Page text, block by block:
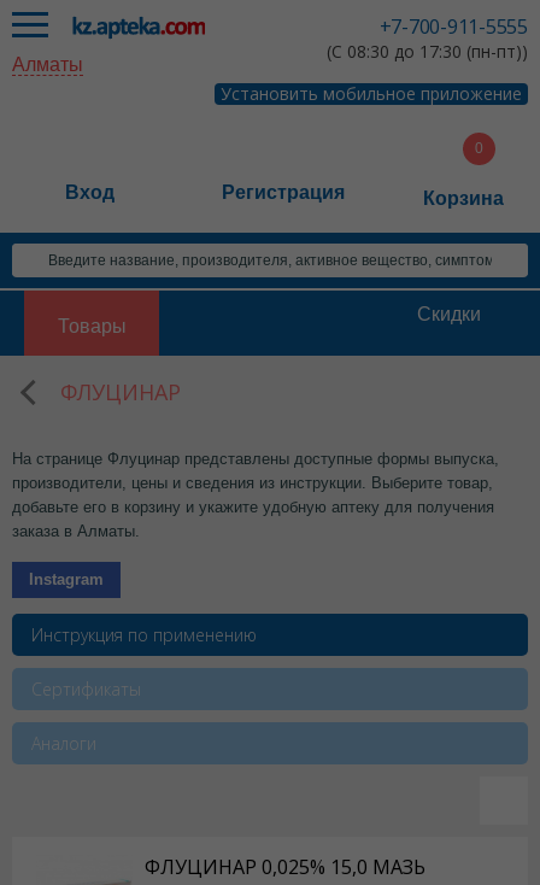
+7-700-911-5555
(С 08:30 до 17:30 (пн-пт))
Установить мобильное приложение
Алматы
Вход Регистрация Корзина
Товары
Скидки
ФЛУЦИНАР
На странице Флуцинар представлены доступные формы выпуска,
производители, цены и сведения из инструкции. Выберите товар,
добавьте его в корзину и укажите удобную аптеку для получения
заказа в Алматы.
Instagram
Инструкция по применению
Сертификаты
Аналоги
ФЛУЦИНАР 0,025% 15,0 МАЗЬ